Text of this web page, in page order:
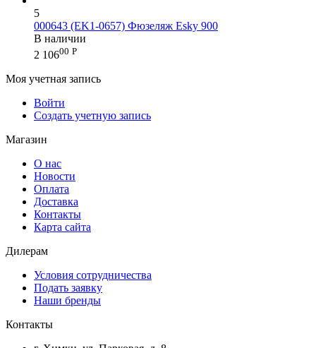
5
000643 (EK1-0657) Фюзеляж Esky 900
В наличии
2 10600 Р
Моя учетная запись
Войти
Создать учетную запись
Магазин
О нас
Новости
Оплата
Доставка
Контакты
Карта сайта
Дилерам
Условия сотрудничества
Подать заявку
Наши бренды
Контакты